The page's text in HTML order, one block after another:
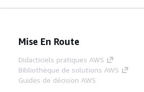
Mise En Route
Didacticiels pratiques AWS
Bibliothèque de solutions AWS
Guides de décision AWS